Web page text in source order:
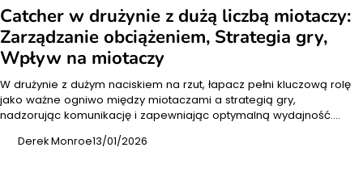
Catcher w drużynie z dużą liczbą miotaczy:
Zarządzanie obciążeniem, Strategia gry,
Wpływ na miotaczy
W drużynie z dużym naciskiem na rzut, łapacz pełni kluczową rolę
jako ważne ogniwo między miotaczami a strategią gry,
nadzorując komunikację i zapewniając optymalną wydajność.…
Derek Monroe13/01/2026